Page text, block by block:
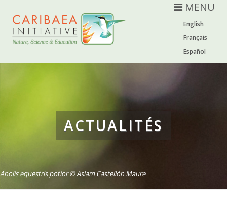
English
Français
Español
MENU
Anolis equestris potior © Aslam Castellón Maure
ACTUALITÉS